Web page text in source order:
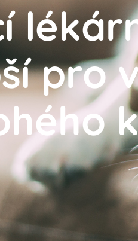
pro